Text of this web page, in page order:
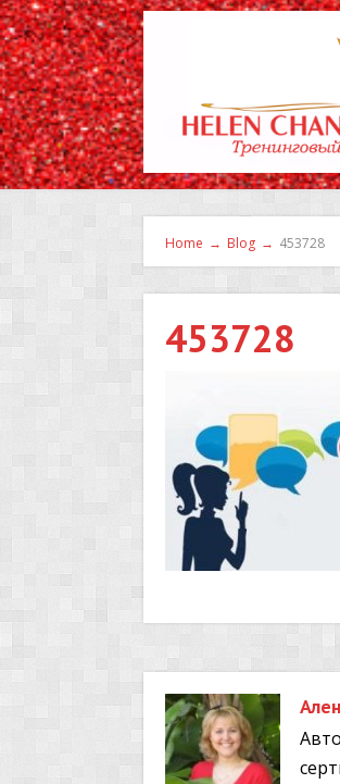
Home → Blog → 453728
453728